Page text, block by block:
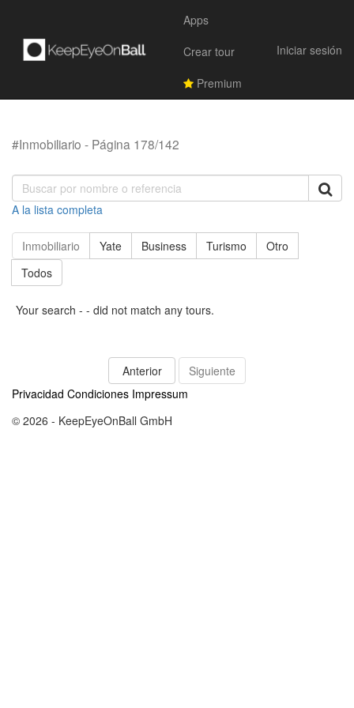
Apps
Crear tour
Premium
Iniciar sesión
#Inmobiliario - Página 178/142
A la lista completa
Inmobiliario Yate Business Turismo
Otro
Todos
Your search - - did not match any tours.
Anterior
Siguiente
Privacidad Condiciones Impressum
© 2026 - KeepEyeOnBall GmbH